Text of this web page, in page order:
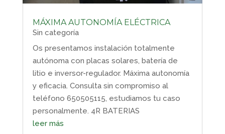
MÁXIMA AUTONOMÍA ELÉCTRICA
Sin categoría
Os presentamos instalación totalmente
autónoma con placas solares, batería de
litio e inversor-regulador. Máxima autonomía
y eficacia. Consulta sin compromiso al
teléfono 650505115, estudiamos tu caso
personalmente. 4R BATERIAS
leer más